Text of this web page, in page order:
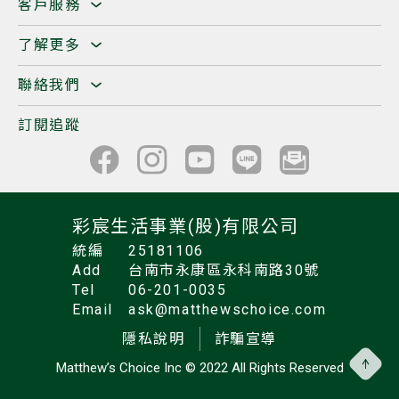
客戶服務
了解更多
聯絡我們
訂閱追蹤
彩宸生活事業(股)有限公司
統編
25181106
Add
台南市永康區永科南路30號
Tel
06-201-0035
Email
ask@matthewschoice.com
隱私說明
詐騙宣導
Matthew’s Choice Inc © 2022 All Rights Reserved